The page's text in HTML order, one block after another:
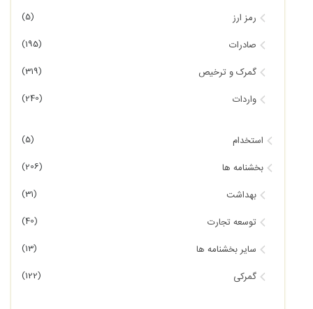
رمز ارز (5)
صادرات (195)
گمرک و ترخیص (319)
واردات (240)
استخدام (5)
بخشنامه ها (206)
بهداشت (31)
توسعه تجارت (40)
سایر بخشنامه ها (13)
گمرکی (122)